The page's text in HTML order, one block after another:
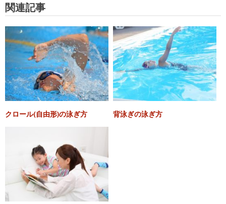
関連記事
クロール(自由形)の泳ぎ方 背泳ぎの泳ぎ方